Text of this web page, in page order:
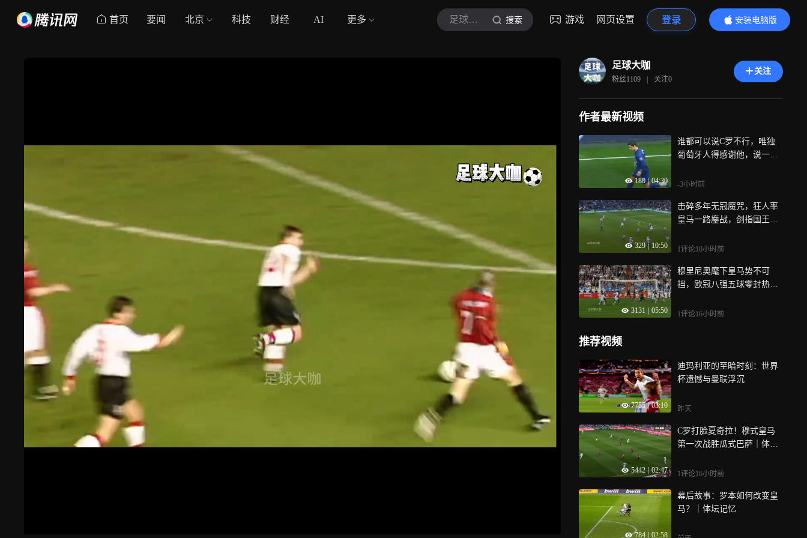
首页 要闻 北京 科技 财经 AI 更多 足球大咖 搜索 游戏 网页设置 登录
安装电脑版
内容更精彩
足球大咖
粉丝1109 | 关注0
关注
作者最新视频
180 | 04:30
谁都可以说C罗不行，唯独
葡萄牙人得感谢他，说一句
-3小时前
329 | 10:50
击碎多年无冠魔咒，狂人率
皇马一路鏖战，剑指国王杯
1评论10小时前
3131 05:50
穆里尼奥麾下皇马势不可
挡，欧冠八强五球零封热刺
1评论16小时前
推荐视频
7755 | 03:10
迪玛利亚的至暗时刻：世界
杯遗憾与曼联浮沉
昨天
5442 02:47
C罗打脸夏奇拉！穆式皇马
第一次战胜瓜式巴萨｜体坛
1评论16小时前
784 02:58
幕后故事：罗本如何改变皇
马？｜体坛记忆